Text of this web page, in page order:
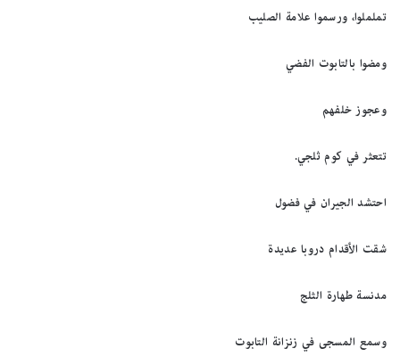
تململوا، ورسموا علامة الصليب
ومضوا بالتابوت الفضي
وعجوز خلفهم
تتعثر في كوم ثلجي.
احتشد الجيران في فضول
شقت الأقدام دروبا عديدة
مدنسة طهارة الثلج
وسمع المسجى في زنزانة التابوت